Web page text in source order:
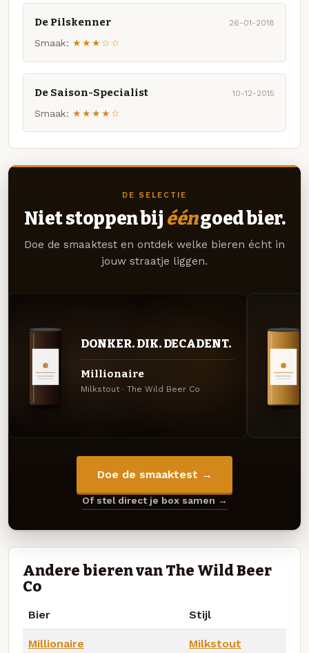
De Pilskenner 26-01-2018
Smaak: ★★★☆☆
De Saison-Specialist 10-12-2015
Smaak: ★★★★☆
DE SELECTIE
Niet stoppen bij ééngoed bier.
Doe de smaaktest en ontdek welke bieren écht in
jouw straatje liggen.
DONKER. DIK. DECADENT.
Millionaire
Milkstout · The Wild Beer Co
Doe de smaaktest →
Of stel direct je box samen →
Andere bieren van The Wild Beer
Co
Bier Stijl
Millionaire Milkstout